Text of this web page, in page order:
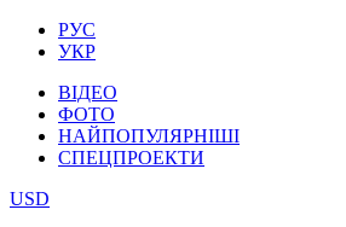
РУС
УКР
ВІДЕО
ФОТО
НАЙПОПУЛЯРНІШІ
СПЕЦПРОЕКТИ
USD